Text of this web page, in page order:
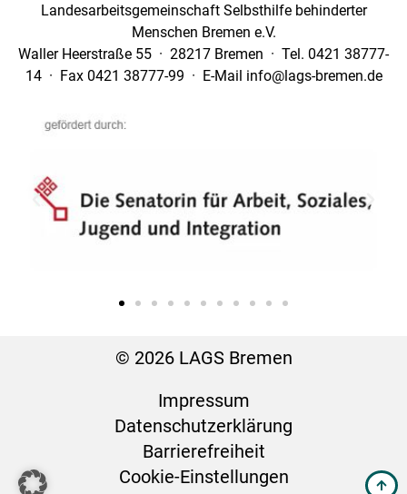
Landesarbeitsgemeinschaft Selbsthilfe behinderter
Menschen Bremen e.V.
Waller Heerstraße 55 · 28217 Bremen · Tel. 0421 38777-
14 · Fax 0421 38777-99 · E-Mail info@lags-bremen.de
© 2026 LAGS Bremen
Impressum
Datenschutz­erklärung
Barrierefreiheit
Cookie-Einstellungen